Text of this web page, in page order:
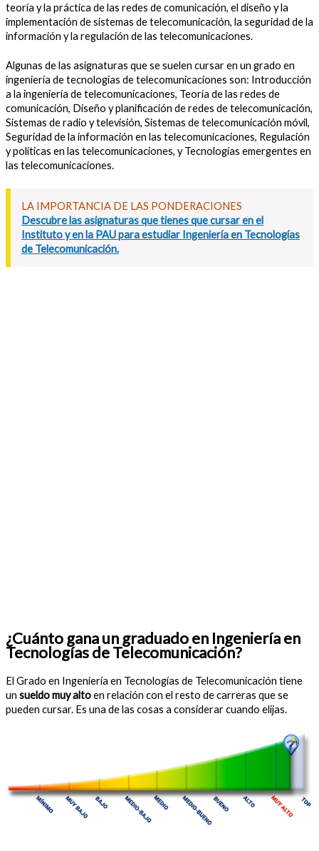
teoría y la práctica de las redes de comunicación, el diseño y la
implementación de sistemas de telecomunicación, la seguridad de la
información y la regulación de las telecomunicaciones.
Algunas de las asignaturas que se suelen cursar en un grado en
ingeniería de tecnologías de telecomunicaciones son: Introducción
a la ingeniería de telecomunicaciones, Teoría de las redes de
comunicación, Diseño y planificación de redes de telecomunicación,
Sistemas de radio y televisión, Sistemas de telecomunicación móvil,
Seguridad de la información en las telecomunicaciones, Regulación
y políticas en las telecomunicaciones, y Tecnologías emergentes en
las telecomunicaciones.
LA IMPORTANCIA DE LAS PONDERACIONES
Descubre las asignaturas que tienes que cursar en el
Instituto y en la PAU para estudiar Ingeniería en Tecnologías
de Telecomunicación.
¿Cuánto gana un graduado en Ingeniería en
Tecnologías de Telecomunicación?
El Grado en Ingeniería en Tecnologías de Telecomunicación tiene
un sueldo muy altoen relación con el resto de carreras que se
pueden cursar. Es una de las cosas a considerar cuando elijas.